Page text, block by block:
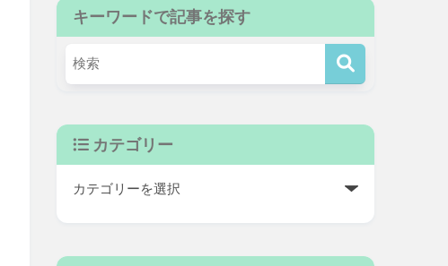
キーワードで記事を探す
カテゴリー